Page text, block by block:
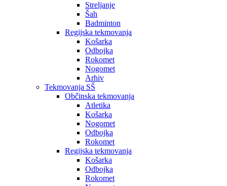
Streljanje
Šah
Badminton
Regijska tekmovanja
Košarka
Odbojka
Rokomet
Nogomet
Arhiv
Tekmovanja SŠ
Občinska tekmovanja
Atletika
Košarka
Nogomet
Odbojka
Rokomet
Regijska tekmovanja
Košarka
Odbojka
Rokomet